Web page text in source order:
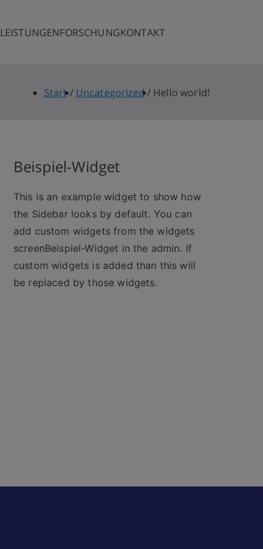
LEISTUNGENFORSCHUNGKONTAKT
Start Uncategorized Hello world!
Beispiel-Widget
This is an example widget to show how
the Sidebar looks by default. You can
add custom widgets from the widgets
screenBeispiel-Widget in the admin. If
custom widgets is added than this will
be replaced by those widgets.